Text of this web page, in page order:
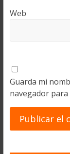
Web
Guarda mi
navegador para